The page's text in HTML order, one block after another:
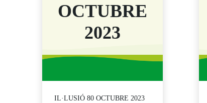
OCTUBRE
2023
IL·LUSIÓ 80 OCTUBRE 2023